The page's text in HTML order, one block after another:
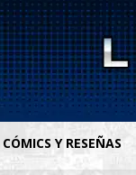
CÓMICS Y RESEÑAS